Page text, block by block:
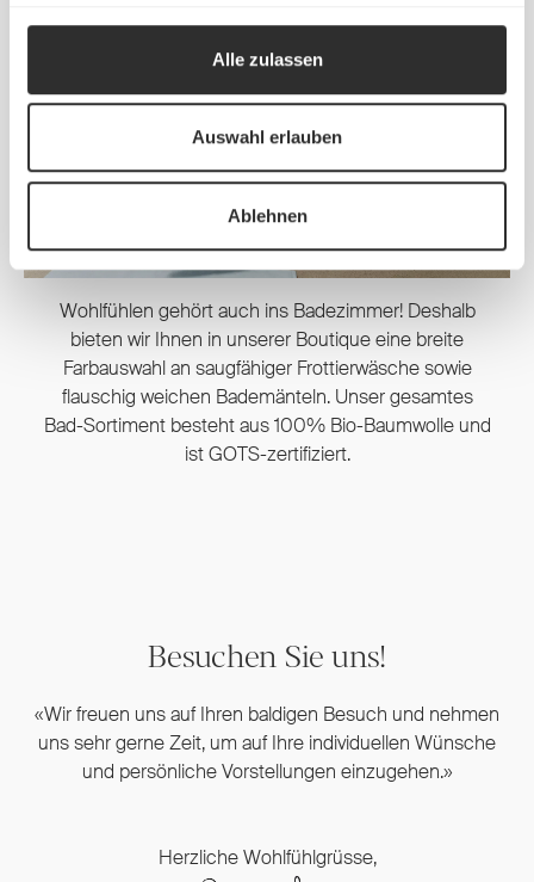
Alle zulassen
Auswahl erlauben
Ablehnen
Wohlfühlen gehört auch ins Badezimmer! Deshalb
bieten wir Ihnen in unserer Boutique eine breite
Farbauswahl an saugfähiger Frottierwäsche sowie
flauschig weichen Bademänteln. Unser gesamtes
Bad-Sortiment besteht aus 100% Bio-Baumwolle und
ist GOTS-zertifiziert.
Besuchen Sie uns!
«Wir freuen uns auf Ihren baldigen Besuch und nehmen
uns sehr gerne Zeit, um auf Ihre individuellen Wünsche
und persönliche Vorstellungen einzugehen.»
Herzliche Wohlfühlgrüsse,